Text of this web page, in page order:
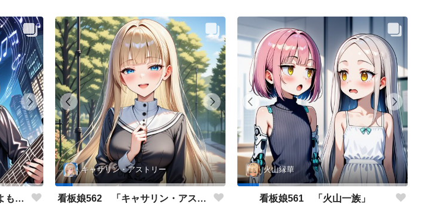
看板娘562 「八木沼千絵のよもやま話」
キャサリン・アストリー
看板娘562 「キャサリン・アストリーのよもやま話」
火山縁華
看板娘561 「火山一族」